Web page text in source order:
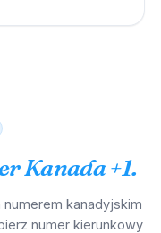
Kanada +1.
kanadyjskim
numer kierunkowy